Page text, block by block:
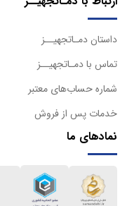
داستان دمـاتجهیــز
تماس با دمـاتجهیــز
شماره حساب‌های معتبر
خدمات پس از فروش
نمادهای ما